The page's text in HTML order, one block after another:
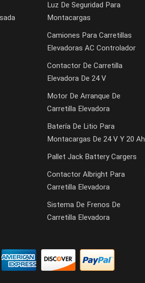
Luz De Seguridad Para
Montacargas
Camiones Para Carretillas
Elevadoras AC Controlador
Contactor De Carretilla
Elevadora De 24 V
Motor De Arranque De
Carretilla Elevadora
Batería De Litio Para
Montacargas De 24 V Y 20 Ah
Pallet Jack Battery Cargers
Contactor Albright Para
Carretilla Elevadora
Sistema De Frenos De
Carretilla Elevadora